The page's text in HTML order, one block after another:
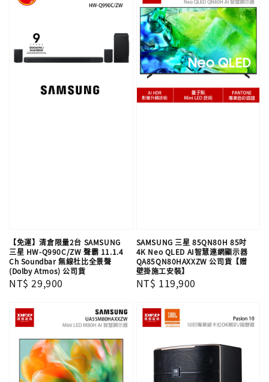
【免運】清倉限量2台 SAMSUNG
三星 HW-Q990C/ZW 聲霸 11.1.4
Ch Soundbar 無線杜比全景聲
(Dolby Atmos) 公司貨
Regular
NT$ 29,900
SAMSUNG 三星 85QN80H 85吋
4K Neo QLED AI智慧連網顯示器
QA85QN80HAXXZW 公司貨【贈
壁掛施工安裝】
Regular
NT$ 119,900